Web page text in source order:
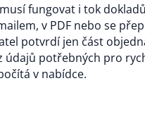
musí fungovat i tok
v PDF nebo se
potvrdí jen část
údajů potřebných pro
v nabídce.